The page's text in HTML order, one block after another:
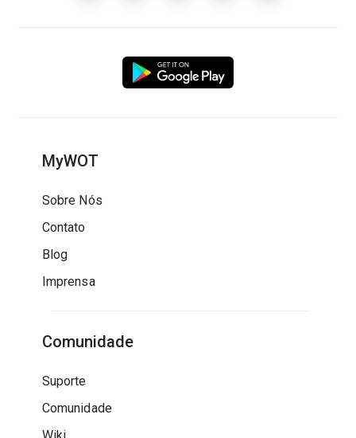
MyWOT
Sobre Nós
Contato
Blog
Imprensa
Comunidade
Suporte
Comunidade